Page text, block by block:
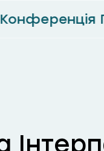
Конференція